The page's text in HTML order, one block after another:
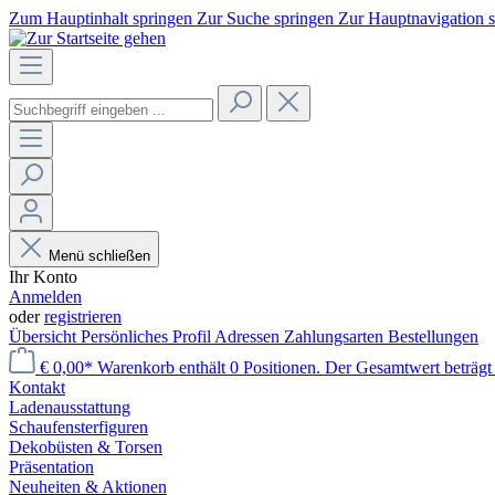
Zum Hauptinhalt springen Zur Suche springen Zur Hauptnavigation
Menü schließen
Ihr Konto
Anmelden
oderregistrieren
Übersicht Persönliches Profil Adressen Zahlungsarten Bestellungen
€ 0,00* Warenkorb enthält 0 Positionen. Der Gesamtwert
Kontakt
Laden­ausstattung
Schaufenster­figuren
Dekobüsten & Torsen
Präsentation
Neuheiten & Aktionen